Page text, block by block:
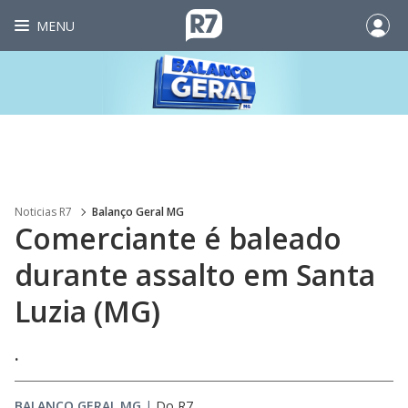
MENU
Noticias R7 Balanço Geral MG
Comerciante é baleado
durante assalto em Santa
Luzia (MG)
.